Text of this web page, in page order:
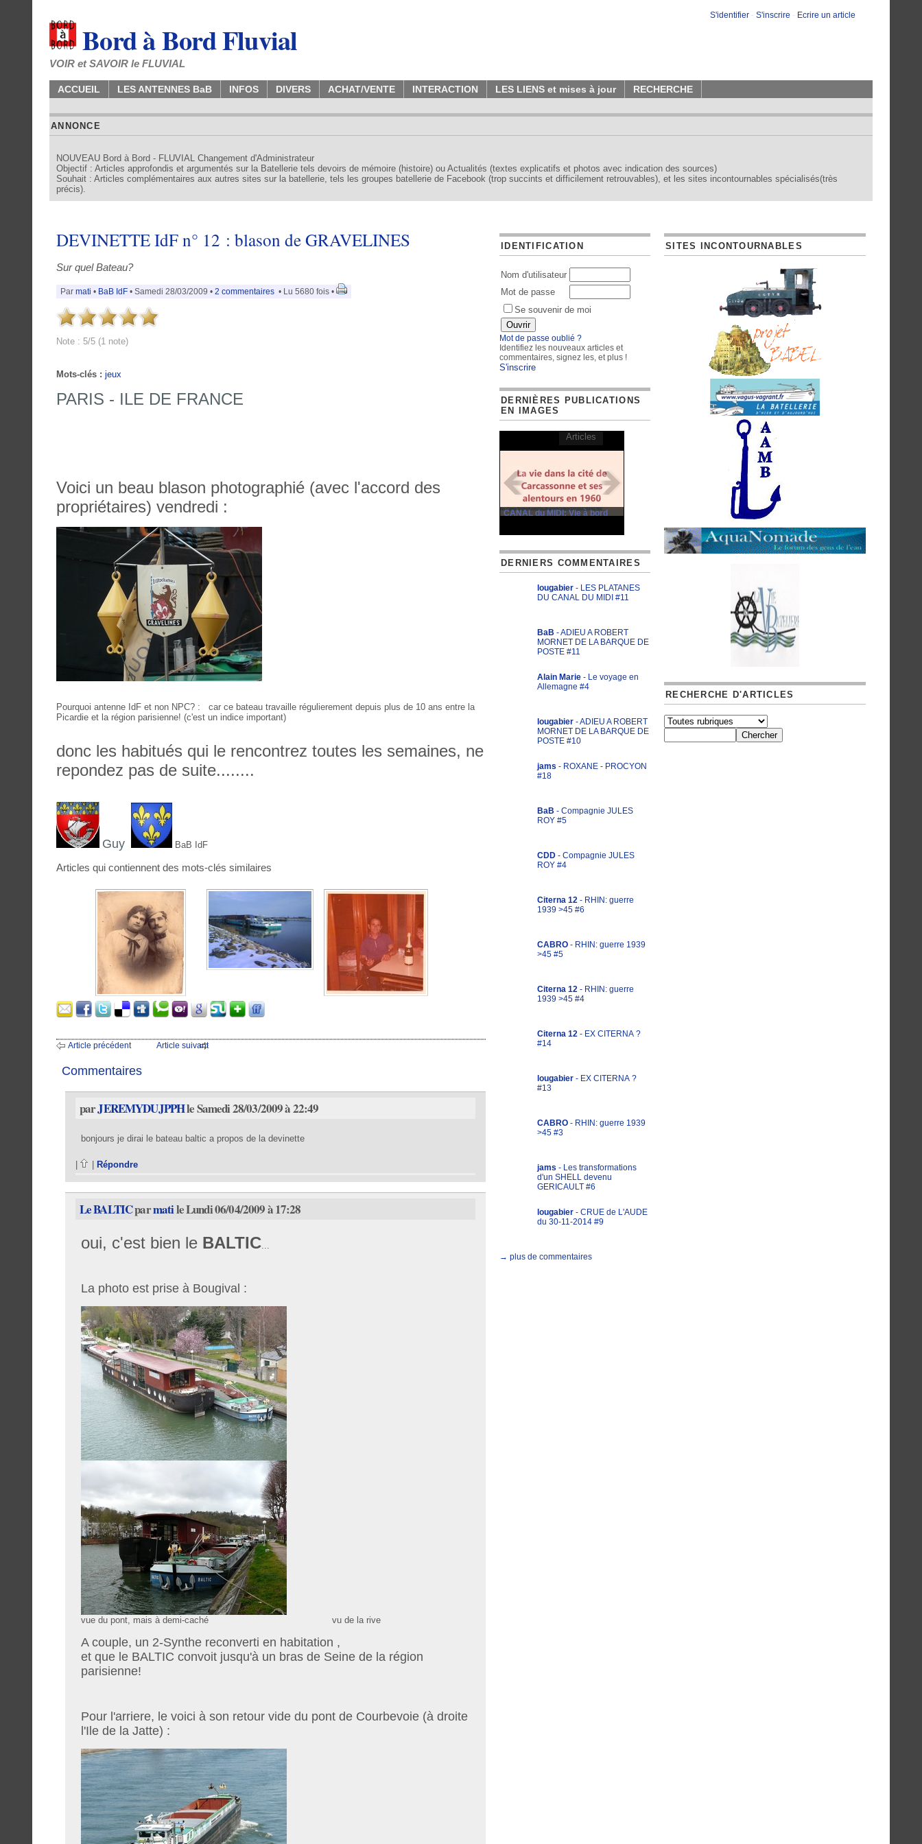
S'identifier - S'inscrire - Ecrire un article
Bord à Bord Fluvial
VOIR et SAVOIR le FLUVIAL
ACCUEIL LES ANTENNES BaB INFOS DIVERS ACHAT/VENTE INTERACTION LES LIENS et mises à jour RECHERCHE
ANNONCE
NOUVEAU Bord à Bord - FLUVIAL Changement d'Administrateur
Objectif : Articles approfondis et argumentés sur la Batellerie tels devoirs de mémoire (histoire) ou Actualités (textes explicatifs et photos avec indication des sources)
Souhait : Articles complémentaires aux autres sites sur la batellerie, tels les groupes batellerie de Facebook (trop succints et difficilement retrouvables), et les sites incontournables spécialisés(très
précis).
DEVINETTE IdF n° 12 : blason de GRAVELINES
Sur quel Bateau?
Par mati • BaB IdF • Samedi 28/03/2009 • 2 commentaires • Lu 5680 fois •
Note : 5/5 (1 note)
Mots-clés : jeux
PARIS - ILE DE FRANCE
Voici un beau blason photographié (avec l'accord des
propriétaires) vendredi :
Pourquoi antenne IdF et non NPC? : car ce bateau travaille régulierement depuis plus de 10 ans entre la
Picardie et la région parisienne! (c'est un indice important)
donc les habitués qui le rencontrez toutes les semaines, ne
repondez pas de suite........
Guy BaB IdF
Articles qui contiennent des mots-clés similaires
Article précédent Article suivant
Commentaires
parJEREMYDUJPPHle Samedi 28/03/2009 à 22:49
bonjours je dirai le bateau baltic a propos de la devinette
| | Répondre
Le BALTICparmatile Lundi 06/04/2009 à 17:28
oui, c'est bien le BALTIC...
La photo est prise à Bougival :
vue du pont, mais à demi-caché vu de la rive
A couple, un 2-Synthe reconverti en habitation ,
et que le BALTIC convoit jusqu'à un bras de Seine de la région
parisienne!
Pour l'arriere, le voici à son retour vide du pont de Courbevoie (à droite
l'Ile de la Jatte) :
IDENTIFICATION
Nom d'utilisateur
Mot de passe
Se souvenir de moi
Mot de passe oublié ?
Identifiez les nouveaux articles et
commentaires, signez les, et plus !
S'inscrire
DERNIÈRES PUBLICATIONS
EN IMAGES
CANAL du MIDI: Vie à bord
Articles
DERNIERS COMMENTAIRES
lougabier - LES PLATANES
DU CANAL DU MIDI #11
BaB - ADIEU A ROBERT
MORNET DE LA BARQUE DE
POSTE #11
Alain Marie - Le voyage en
Allemagne #4
lougabier - ADIEU A ROBERT
MORNET DE LA BARQUE DE
POSTE #10
jams - ROXANE - PROCYON
#18
BaB - Compagnie JULES
ROY #5
CDD - Compagnie JULES
ROY #4
Citerna 12 - RHIN: guerre
1939 >45 #6
CABRO - RHIN: guerre 1939
>45 #5
Citerna 12 - RHIN: guerre
1939 >45 #4
Citerna 12 - EX CITERNA ?
#14
lougabier - EX CITERNA ?
#13
CABRO - RHIN: guerre 1939
>45 #3
jams - Les transformations
d'un SHELL devenu
GERICAULT #6
lougabier - CRUE de L'AUDE
du 30-11-2014 #9
→ plus de commentaires
SITES INCONTOURNABLES
RECHERCHE D'ARTICLES